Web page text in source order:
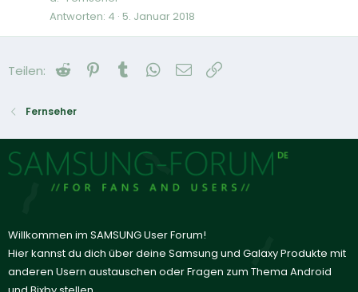
Antworten 4 5. Januar 2018
Teilen: Reddit Pinterest
Tumblr WhatsApp
E-Mail
Fernseher
Willkommen im SAMSUNG User Forum!
Hier kannst du dich über deine Samsung und Galaxy Produkte mit
anderen Usern austauschen oder Fragen zum Thema Android